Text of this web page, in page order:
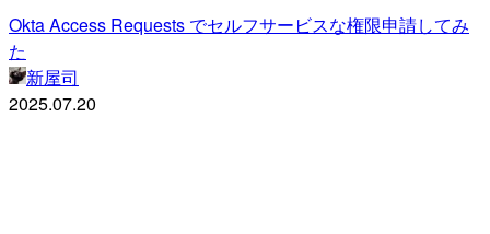
Okta Access Requests でセルフサービスな権限申請してみ
た
新屋司
2025.07.20